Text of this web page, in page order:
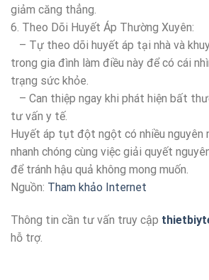
giảm căng thẳng.
6. Theo Dõi Huyết Áp Thường Xuyên:
– Tự theo dõi huyết áp tại nhà và
trong gia đình làm điều này để có cái
trạng sức khỏe.
– Can thiệp ngay khi phát hiện bất
tư vấn y tế.
Huyết áp tụt đột ngột có nhiều nguyên
nhanh chóng cùng việc giải quyết
để tránh hậu quả không mong muốn.
Nguồn: Tham khảo Internet
Thông tin cần tư vấn truy cập
hỗ trợ.